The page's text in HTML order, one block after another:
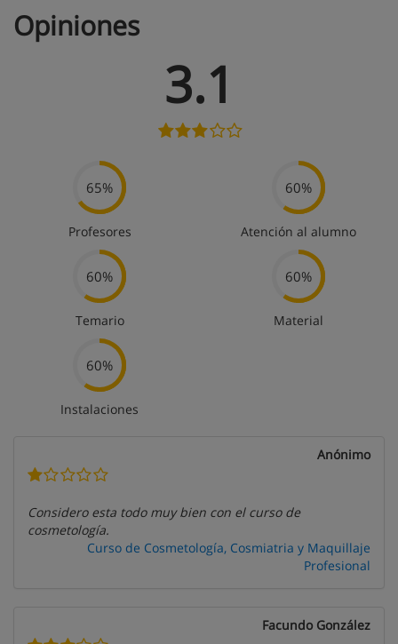
Opiniones
3.1
65%
Profesores
60%
Atención al alumno
60%
Temario
60%
Material
60%
Instalaciones
Anónimo
Considero esta todo muy bien con el curso de
cosmetología.
Curso de Cosmetología, Cosmiatria y Maquillaje
Profesional
Facundo González